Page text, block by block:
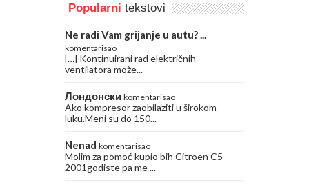
Popularni tekstovi
Ne radi Vam grijanje u autu? ...
komentarisao
[…] Kontinuirani rad električnih
ventilatora može...
Лондонски komentarisao
Ako kompresor zaobilaziti u širokom
luku.Meni su do 150...
Nenad komentarisao
Molim za pomoć kupio bih Citroen C5
2001godiste pa me ...